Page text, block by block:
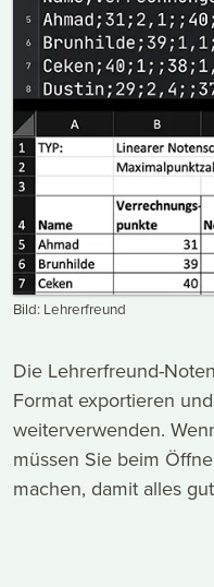
Bild: Lehrerfreund
Die Lehrerfreund-
Format exportieren
weiterverwenden.
müssen Sie beim
machen, damit alles